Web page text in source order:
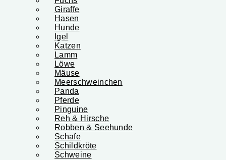
Giraffe
Hasen
Hunde
Igel
Katzen
Lamm
Löwe
Mäuse
Meerschweinchen
Panda
Pferde
Pinguine
Reh & Hirsche
Robben & Seehunde
Schafe
Schildkröte
Schweine